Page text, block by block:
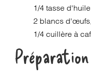
1/4 tasse
2 blancs
1/4 cuillère à
Préparation